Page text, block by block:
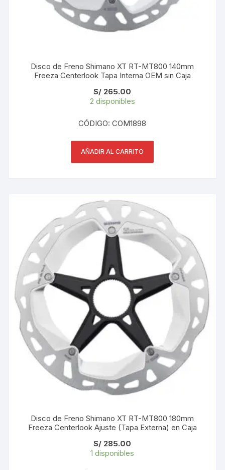
Disco de Freno Shimano XT RT-MT800 140mm
Freeza Centerlook Tapa Interna OEM sin Caja
S/ 265.00
2 disponibles
CÓDIGO: COM1898
AÑADIR AL CARRITO
Disco de Freno Shimano XT RT-MT800 180mm
Freeza Centerlook Ajuste (Tapa Externa) en Caja
S/ 285.00
1 disponibles